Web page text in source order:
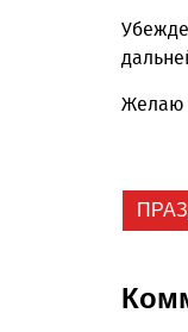
Желаю